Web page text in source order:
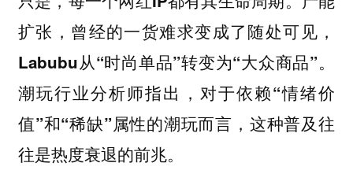
扩张，曾经的一货难求变成了随处可见，
Labubu从“时尚单品”转变为“大众商品”。
潮玩行业分析师指出，对于依赖“情绪价
值”和“稀缺”属性的潮玩而言，这种普及往
往是热度衰退的前兆。